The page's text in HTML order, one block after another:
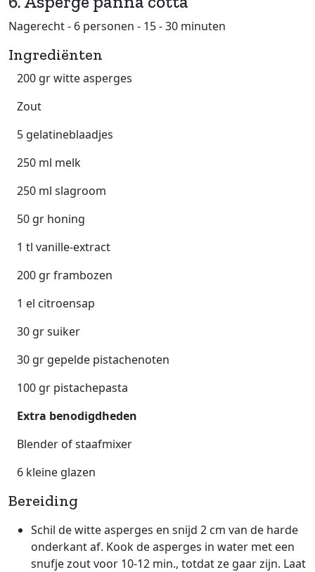
Nagerecht - 6 personen - 15 - 30 minuten
Ingrediënten
200 gr witte asperges
Zout
5 gelatineblaadjes
250 ml melk
250 ml slagroom
50 gr honing
1 tl vanille-extract
200 gr frambozen
1 el citroensap
30 gr suiker
30 gr gepelde pistachenoten
100 gr pistachepasta
Extra benodigdheden
Blender of staafmixer
6 kleine glazen
Bereiding
Schil de witte asperges en snijd 2 cm van de harde
onderkant af. Kook de asperges in water met een
snufje zout voor 10-12 min., totdat ze gaar zijn. Laat